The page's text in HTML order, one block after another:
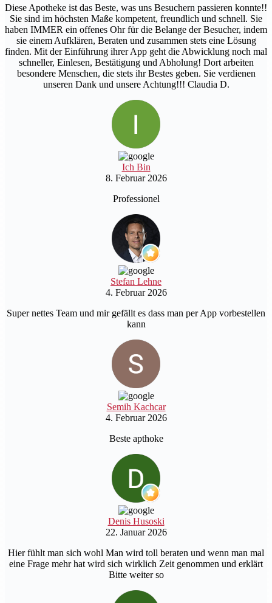
Diese Apotheke ist das Beste, was uns Besuchern passieren konnte!!
Sie sind im höchsten Maße kompetent, freundlich und schnell. Sie
haben IMMER ein offenes Ohr für die Belange der Besucher, indem
sie einem Aufklären, Beraten und zusammen stets eine Lösung
finden. Mit der Einführung ihrer App geht die Abwicklung noch mal
schneller, Einlesen, Bestätigung und Abholung! Dort arbeiten
besondere Menschen, die stets ihr Bestes geben. Sie verdienen
unseren Dank und unsere Achtung!!! Claudia D.
Ich Bin
8. Februar 2026
Professionel
Stefan Lehne
4. Februar 2026
Super nettes Team und mir gefällt es dass man per App vorbestellen
kann
Semih Kachcar
4. Februar 2026
Beste apthoke
Denis Husoski
22. Januar 2026
Hier fühlt man sich wohl Man wird toll beraten und wenn man mal
eine Frage mehr hat wird sich wirklich Zeit genommen und erklärt
Bitte weiter so